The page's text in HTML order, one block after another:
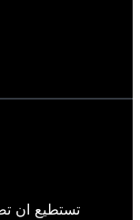
تستطيع ان